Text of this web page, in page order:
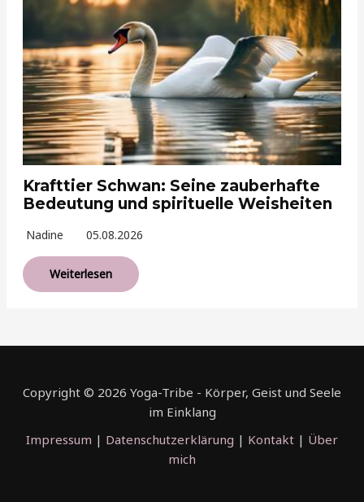
Krafttier Schwan: Seine zauberhafte
Bedeutung und spirituelle Weisheiten
Nadine 05.08.2026
Weiterlesen
Copyright © 2026 Yoga-Tribe - Körper, Geist und Seele
im Einklang
Impressum | Datenschutzerklärung | Kontakt | Über
mich